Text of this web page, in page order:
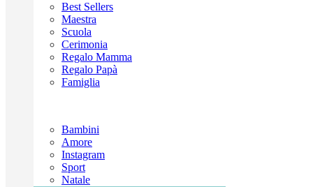
Best Sellers
Maestra
Scuola
Cerimonia
Regalo Mamma
Regalo Papà
Famiglia
Bambini
Amore
Instagram
Sport
Natale